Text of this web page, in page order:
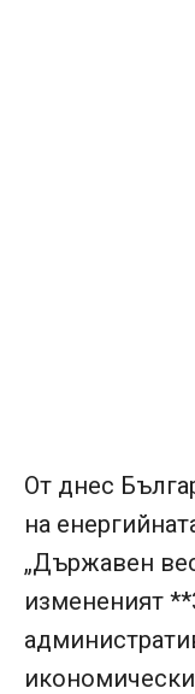
От днес
на
„Държавен
измененият